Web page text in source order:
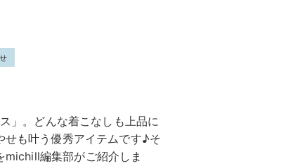
」。どんな着こなしも上品に
せも叶う優秀アイテムです♪そ
michill編集部がご紹介しま